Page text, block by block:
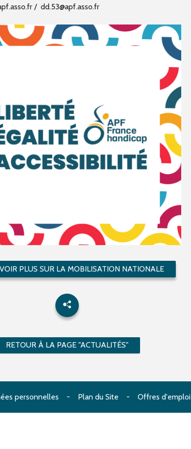
/ dd.53@apf.asso.fr
PLUS SUR LA MOBILISATION NATIONALE
RETOUR À LA PAGE "ACTUALITÉS"
personnelles Plan du Site Offres d'emploi